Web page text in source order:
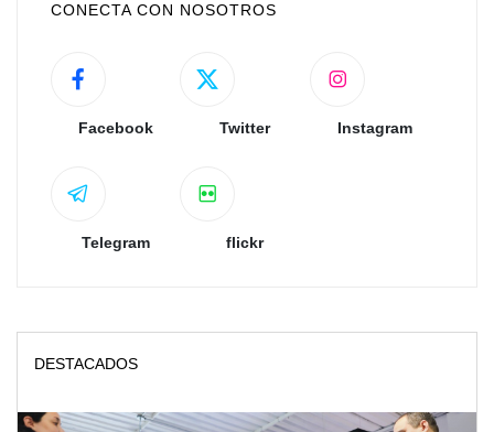
CONECTA CON NOSOTROS
Facebook Twitter Instagram
Telegram flickr
DESTACADOS